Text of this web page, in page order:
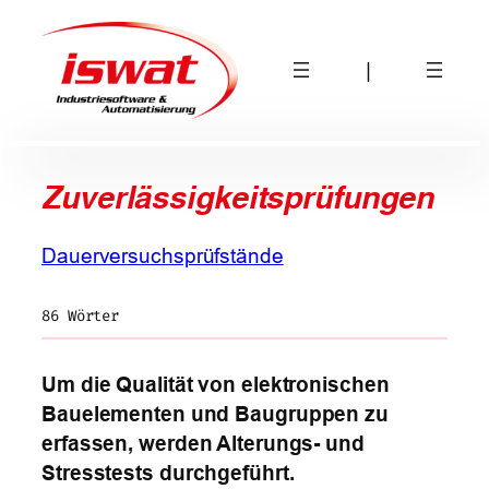
Zum
springen
|
Zuverlässigkeitsprüfungen
Dauerversuchsprüfstände
86 Wörter
Um die Qualität von elektronischen
Bauelementen und Baugruppen zu
erfassen, werden Alterungs- und
Stresstests durchgeführt.